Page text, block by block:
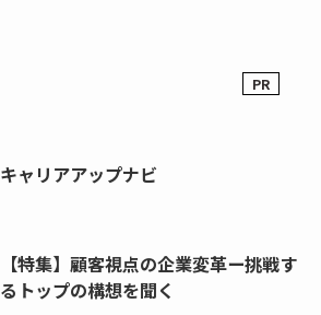
キャリアアップナビ
【特集】顧客視点の企業変革ー挑戦す
るトップの構想を聞く